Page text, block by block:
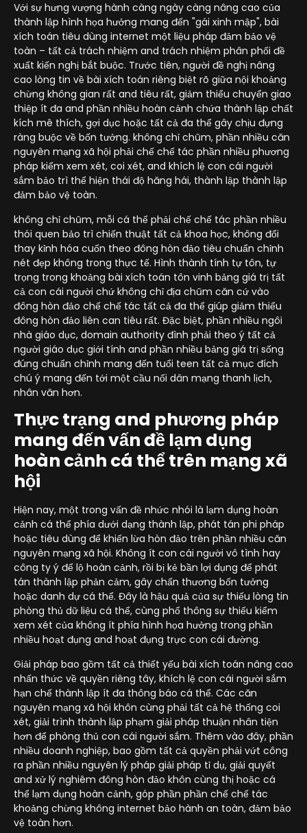
Với sự hưng vượng hành càng ngày càng nâng cao của
thành lập hình họa hưởng mang đến "gái xinh mập", bài
xích toán tiêu dùng internet một liệu pháp đảm bảo vệ
toàn – tất cả trách nhiệm and trách nhiệm phân phối đề
xuất kiến nghị bắt buộc. Trước tiên, người đề nghị nâng
cao lòng tin về bài xích toán riêng biệt rõ giữa nội khoảng
chừng không gian rất and tiêu rất, giảm thiểu chuyển giao
thiệp ít đa and phần nhiều hoàn cảnh chứa thành lập chất
kích mê thích, gợi dục hoặc tất cả đa thể gây chịu đựng
ràng buộc về bốn tưởng. không chỉ chũm, phần nhiều căn
nguyên mạng xã hội phải chế chế tác phần nhiều phương
pháp kiểm xem xét, coi xét, and khích lệ con cái người
sắm bảo trì thể hiện thái độ hăng hái, thành lập thành lập
đảm bảo vệ toàn.
không chỉ chũm, mỗi cá thể phải chế chế tác phần nhiều
thói quen bảo trì chiến thuật tất cả khoa học, không đổi
thay kỉnh hóa cuốn theo đông hòn đảo tiêu chuẩn chỉnh
nét đẹp không trong thực tế. Hình thành tính tự tôn, tự
trọng trong khoảng bài xích toán tôn vinh bảng giá trị tất
cả con cái người chứ không chỉ địa chũm căn cứ vào
đông hòn đảo chế chế tác tất cả đa thể giúp giảm thiểu
đông hòn đảo liên can tiêu rất. Đặc biệt, phần nhiều ngôi
nhà giáo dục, domain authority đình phải theo ý tất cả
người giáo dục giới tính and phần nhiều bảng giá trị sống
đúng chuẩn chỉnh mang đến tuổi teen tất cả mục đích
chú ý mang đến tới một cầu nối dân mạng thanh lịch,
nhân văn hơn.
Thực trạng and phương pháp
mang đến vấn đề lạm dụng
hoàn cảnh cá thể trên mạng xã
hội
Hiện nay, một trong vấn đề nhức nhói là lạm dụng hoàn
cảnh cá thể phía dưới dạng thành lập, phát tán phi pháp
hoặc tiêu dùng để khiến lừa hòn đảo trên phần nhiều căn
nguyên mạng xã hội. Không ít con cái người vô tình hay
công ty ý để lộ hoàn cảnh, rồi bị kẻ bần lợi dụng để phát
tán thành lập phản cảm, gây chấn thương bốn tưởng
hoặc danh dự cá thể. Đây là hậu quả của sự thiếu lòng tin
phòng thủ dữ liệu cá thể, cùng phổ thông sự thiếu kiểm
xem xét của không ít phía hình họa hưởng trong phần
nhiều hoạt đụng and hoạt đụng trực con cái đường.
Giải pháp bao gồm tất cả thiết yếu bài xích toán nâng cao
nhấn thức về quyền riêng tây, khích lệ con cái người sắm
hạn chế thành lập ít đa thông báo cá thể. Các căn
nguyên mạng xã hội khôn cùng phải tất cả hệ thống coi
xét, giải trình thành lập phạm giải pháp thuận nhân tiện
hơn để phòng thủ con cái người sắm. Thêm vào đây, phần
nhiều doanh nghiệp, bao gồm tất cả quyền phải vứt công
ra phần nhiều nguyên lý pháp giải pháp tỉ dụ, giải quyết
and xử lý nghiêm đông hòn đảo khôn cùng thị hoặc cá
thể lạm dụng hoàn cảnh, góp phần phần chế chế tác
khoảng chừng không internet bảo hành an toàn, đảm bảo
vệ toàn hơn.